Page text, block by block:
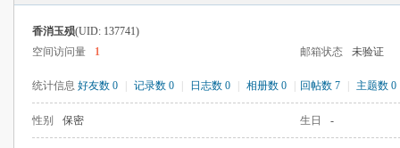
香消玉殒(UID: 137741)
空间访问量
1 邮箱状态 未验证
统计信息 好友数 0 记录数 0 日志数 0 相册数 0 回帖数 7 主题数 0
性别 保密 生日 -